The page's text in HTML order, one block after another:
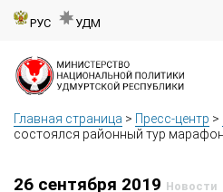
РУС УДМ
Главная страница > Пресс-центр >
состоялся районный тур
26 сентября 2019 Новости